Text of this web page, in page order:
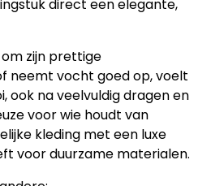
direct een elegante,
zijn prettige
neemt vocht goed op, voelt
ook na veelvuldig dragen en
voor wie houdt van
kleding met een luxe
voor duurzame materialen.